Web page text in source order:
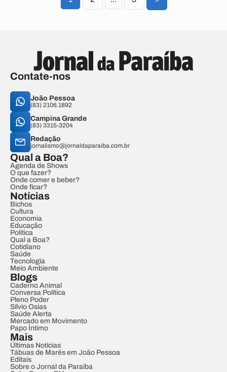
Contate-nos
João Pessoa
(83) 2106.1892
Campina Grande
(83) 3315-3204
Redação
jornalismo@jornaldaparaiba.com.br
Qual a Boa?
Agenda de Shows
O que fazer?
Onde comer e beber?
Onde ficar?
Notícias
Bichos
Cultura
Economia
Educação
Política
Qual a Boa?
Cotidiano
Saúde
Tecnologia
Meio Ambiente
Blogs
Caderno Animal
Conversa Política
Pleno Poder
Sílvio Osias
Saúde Alerta
Mercado em Movimento
Papo Íntimo
Mais
Últimas Notícias
Tábuas de Marés em João Pessoa
Editais
Sobre o Jornal da Paraíba